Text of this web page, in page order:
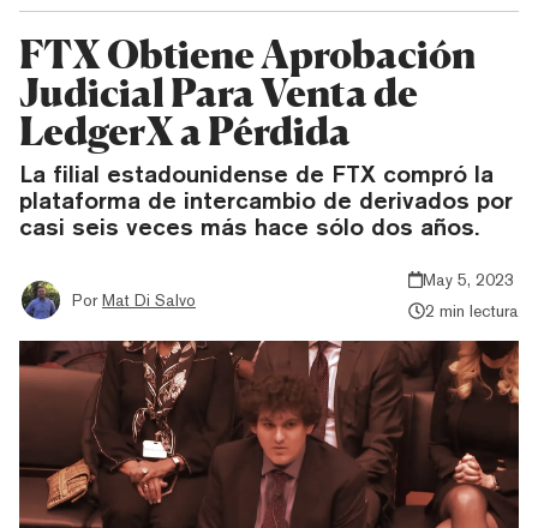
FTX Obtiene Aprobación
Judicial Para Venta de
LedgerX a Pérdida
La filial estadounidense de FTX compró la
plataforma de intercambio de derivados por
casi seis veces más hace sólo dos años.
Por Mat Di Salvo
May 5, 2023
2 min lectura